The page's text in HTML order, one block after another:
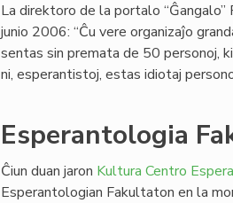
La direktoro de la portalo
junio 2006: “Ĉu vere organizaĵo
sentas sin premata de 50 personoj,
ni, esperantistoj, estas idiotaj
Esperantologia
Ĉiun duan jaron Kultura Centro
Esperantologian Fakultaton en la